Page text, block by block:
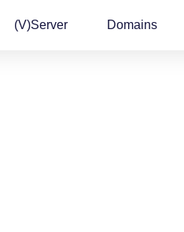
(v)Server Domains